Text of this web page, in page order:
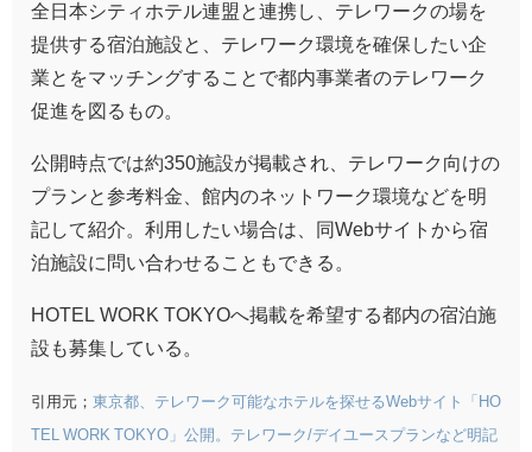
全日本シティホテル連盟と連携し、テレワークの場を
提供する宿泊施設と、テレワーク環境を確保したい企
業とをマッチングすることで都内事業者のテレワーク
促進を図るもの。
公開時点では約350施設が掲載され、テレワーク向けの
プランと参考料金、館内のネットワーク環境などを明
記して紹介。利用したい場合は、同Webサイトから宿
泊施設に問い合わせることもできる。
HOTEL WORK TOKYOへ掲載を希望する都内の宿泊施
設も募集している。
引用元； 東京都、テレワーク可能なホテルを探せるWebサイト「HO
TEL WORK TOKYO」公開。テレワーク/デイユースプランなど明記